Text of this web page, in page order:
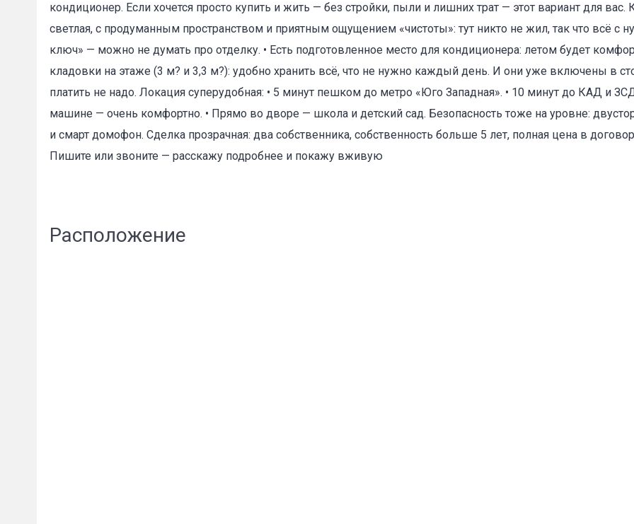
кондиционер. Если хочется просто купить и жить — без стройки, пыли и лишних трат — этот вариант для вас.
светлая, с продуманным пространством и приятным ощущением «чистоты»: тут никто не жил, так что всё с
ключ» — можно не думать про отделку. • Есть подготовленное место для кондиционера: летом будет
кладовки на этаже (3 м? и 3,3 м?): удобно хранить всё, что не нужно каждый день. И они уже включены в
платить не надо. Локация суперудобная: • 5 минут пешком до метро «Юго Западная». • 10 минут до КАД и
машине — очень комфортно. • Прямо во дворе — школа и детский сад. Безопасность тоже на уровне:
и смарт домофон. Сделка прозрачная: два собственника, собственность больше 5 лет, полная цена в
Пишите или звоните — расскажу подробнее и покажу вживую
Расположение